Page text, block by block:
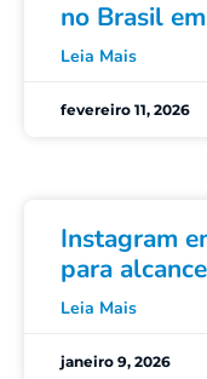
no Brasil
Leia Mais
fevereiro 11, 2026
Instagram
para
Leia Mais
janeiro 9, 2026